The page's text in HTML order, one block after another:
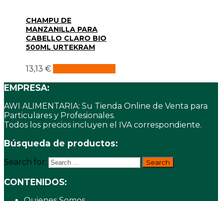
CHAMPU DE
MANZANILLA PARA
CABELLO CLARO BIO
500ML URTEKRAM
13,13 €
EMPRESA:
AWI ALIMENTARIA: Su Tienda Online de Venta para
Particulares y Profesionales.
Todos los precios incluyen el IVA correspondiente.
Búsqueda de productos:
Search for:
CONTENIDOS: